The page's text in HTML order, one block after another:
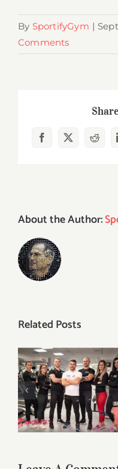
By SportifyGym |
Comments
Facebook
X
About the Author:
Related Posts
Noi suntem
Sportify
Mereu
aici, pentru tine